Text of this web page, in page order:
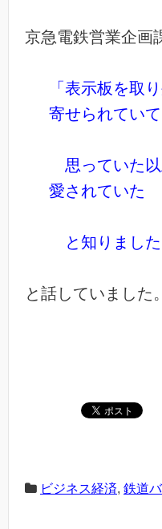
京急電鉄営業企画
「表示板を取
寄せられていて
思っていた以
愛されていた
と知りました
と話していました。
ビジネス経済, 鉄道